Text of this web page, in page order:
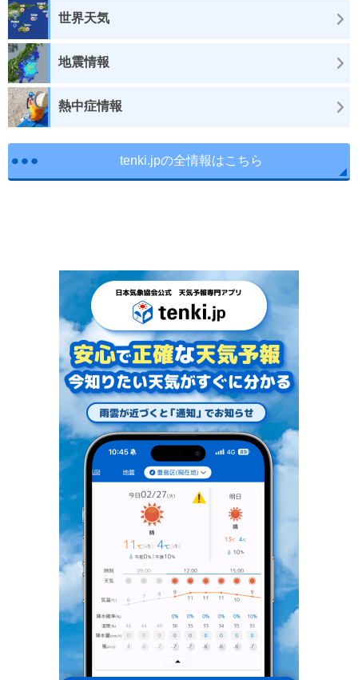
世界天気
地震情報
熱中症情報
tenki.jpの全情報はこちら